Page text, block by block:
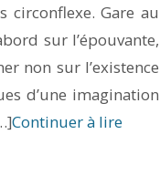
circonflexe. Gare au
sur l’épouvante,
non sur l’existence
d’une imagination
Continuer à lire